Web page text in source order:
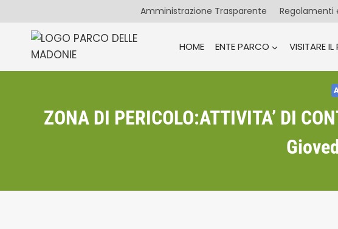
al
contenuto
Amministrazione Trasparente Regolamenti
HOME ENTE PARCO VISITARE
ZONA DI PERICOLO:ATTIVITA’ DI